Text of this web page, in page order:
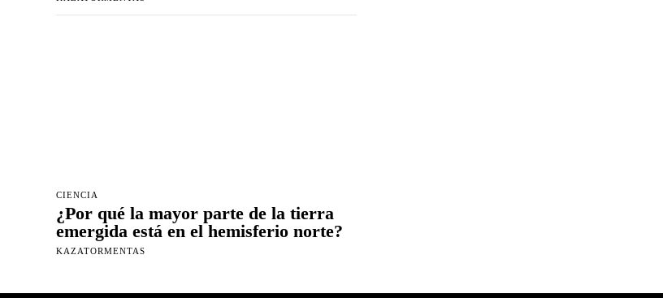
CIENCIA
¿Por qué la mayor parte de la tierra
emergida está en el hemisferio norte?
KAZATORMENTAS